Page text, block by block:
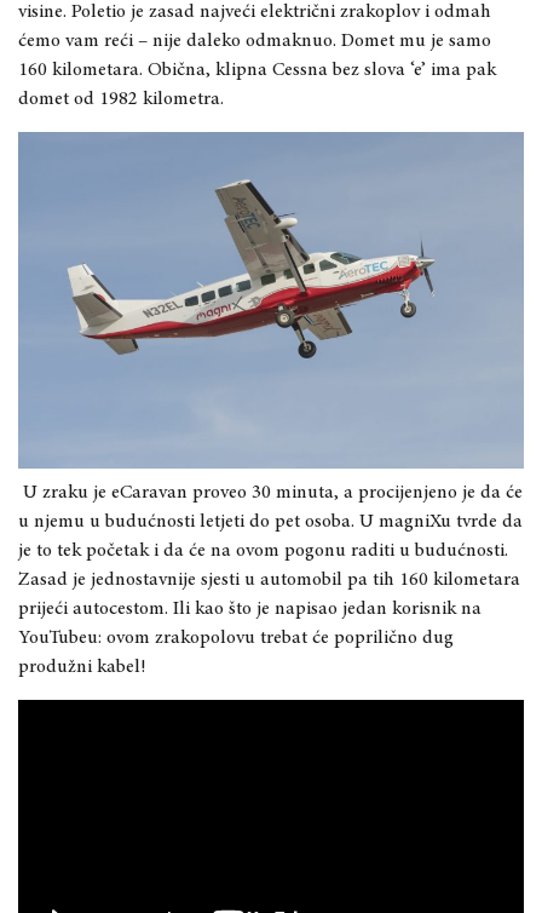
visine. Poletio je zasad najveći električni zrakoplov i odmah
ćemo vam reći – nije daleko odmaknuo. Domet mu je samo
160 kilometara. Obična, klipna Cessna bez slova ‘e’ ima pak
domet od 1982 kilometra.
U zraku je eCaravan proveo 30 minuta, a procijenjeno je da će
u njemu u budućnosti letjeti do pet osoba. U magniXu tvrde da
je to tek početak i da će na ovom pogonu raditi u budućnosti.
Zasad je jednostavnije sjesti u automobil pa tih 160 kilometara
prijeći autocestom. Ili kao što je napisao jedan korisnik na
YouTubeu: ovom zrakopolovu trebat će poprilično dug
produžni kabel!